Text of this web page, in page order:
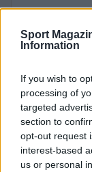
Sport
Information
If you wish to
processing of
targeted
section to
opt-out request
interest-based
us or personal